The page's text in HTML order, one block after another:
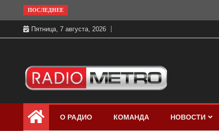
to
content
ПОСЛЕДНЕЕ
Пятница, 7 августа, 2026
Радио МЕТРО
бесплатно в хорошем качестве Санкт-
Петербург и Россия
О РАДИО КОМАНДА НОВОСТИ